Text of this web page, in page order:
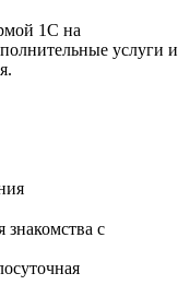
1С на
услуги и
с